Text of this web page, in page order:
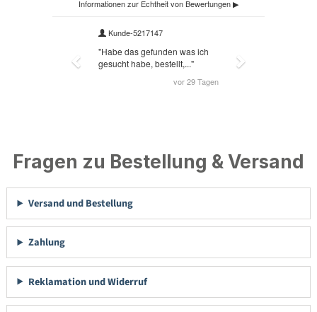
Fragen zu Bestellung & Versand
Versand und Bestellung
Zahlung
Reklamation und Widerruf